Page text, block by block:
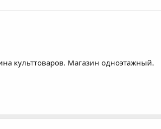
культтоваров. Магазин одноэтажный.